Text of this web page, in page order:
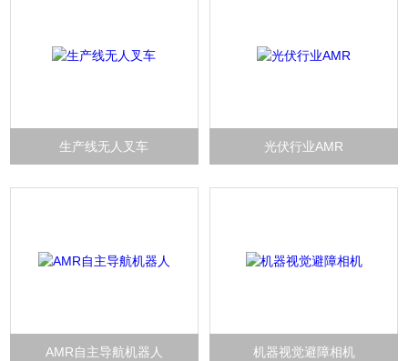
生产线无人叉车 光伏行业AMR
AMR自主导航机器人 机器视觉避障相机